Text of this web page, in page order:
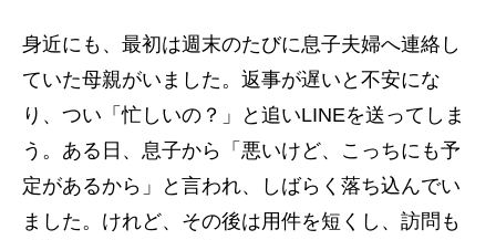
身近にも、最初は週末のたびに息子夫婦へ連絡し
ていた母親がいました。返事が遅いと不安にな
り、つい「忙しいの？」と追いLINEを送ってしま
う。ある日、息子から「悪いけど、こっちにも予
定があるから」と言われ、しばらく落ち込んでい
ました。けれど、その後は用件を短くし、訪問も